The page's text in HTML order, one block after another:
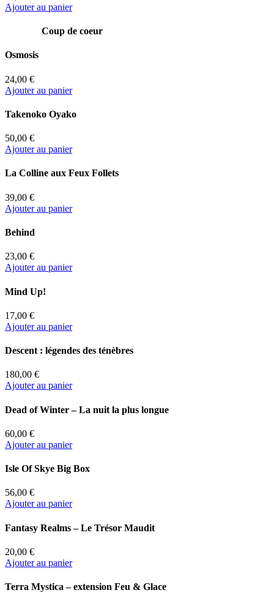
Ajouter au panier
Coup de coeur
Osmosis
24,00 €
Ajouter au panier
Takenoko Oyako
50,00 €
Ajouter au panier
La Colline aux Feux Follets
39,00 €
Ajouter au panier
Behind
23,00 €
Ajouter au panier
Mind Up!
17,00 €
Ajouter au panier
Descent : légendes des ténèbres
180,00 €
Ajouter au panier
Dead of Winter – La nuit la plus longue
60,00 €
Ajouter au panier
Isle Of Skye Big Box
56,00 €
Ajouter au panier
Fantasy Realms – Le Trésor Maudit
20,00 €
Ajouter au panier
Terra Mystica – extension Feu & Glace